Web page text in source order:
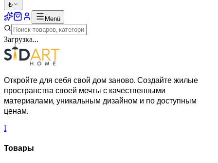
₺
Menü
Загрузка...
Откройте для себя свой дом заново. Создайте жилые
пространства своей мечты с качественными
материалами, уникальным дизайном и по доступным
ценам.
I
Товары